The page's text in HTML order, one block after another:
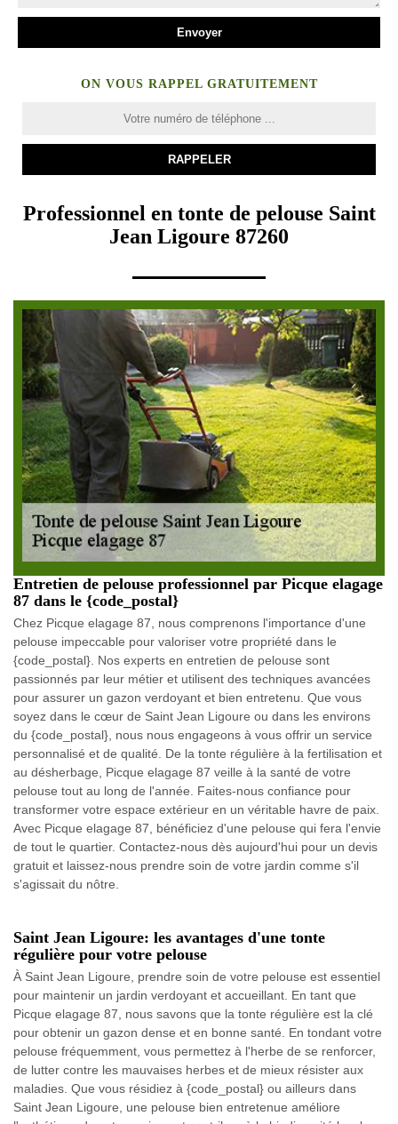
ON VOUS RAPPEL GRATUITEMENT
Professionnel en tonte de pelouse Saint
Jean Ligoure 87260
Entretien de pelouse professionnel par Picque elagage
87 dans le {code_postal}
Chez Picque elagage 87, nous comprenons l'importance d'une
pelouse impeccable pour valoriser votre propriété dans le
{code_postal}. Nos experts en entretien de pelouse sont
passionnés par leur métier et utilisent des techniques avancées
pour assurer un gazon verdoyant et bien entretenu. Que vous
soyez dans le cœur de Saint Jean Ligoure ou dans les environs
du {code_postal}, nous nous engageons à vous offrir un service
personnalisé et de qualité. De la tonte régulière à la fertilisation et
au désherbage, Picque elagage 87 veille à la santé de votre
pelouse tout au long de l'année. Faites-nous confiance pour
transformer votre espace extérieur en un véritable havre de paix.
Avec Picque elagage 87, bénéficiez d'une pelouse qui fera l'envie
de tout le quartier. Contactez-nous dès aujourd'hui pour un devis
gratuit et laissez-nous prendre soin de votre jardin comme s'il
s'agissait du nôtre.
Saint Jean Ligoure: les avantages d'une tonte
régulière pour votre pelouse
À Saint Jean Ligoure, prendre soin de votre pelouse est essentiel
pour maintenir un jardin verdoyant et accueillant. En tant que
Picque elagage 87, nous savons que la tonte régulière est la clé
pour obtenir un gazon dense et en bonne santé. En tondant votre
pelouse fréquemment, vous permettez à l'herbe de se renforcer,
de lutter contre les mauvaises herbes et de mieux résister aux
maladies. Que vous résidiez à {code_postal} ou ailleurs dans
Saint Jean Ligoure, une pelouse bien entretenue améliore